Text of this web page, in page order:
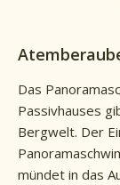
Das
Passivhauses
Bergwelt. Der
mündet in das